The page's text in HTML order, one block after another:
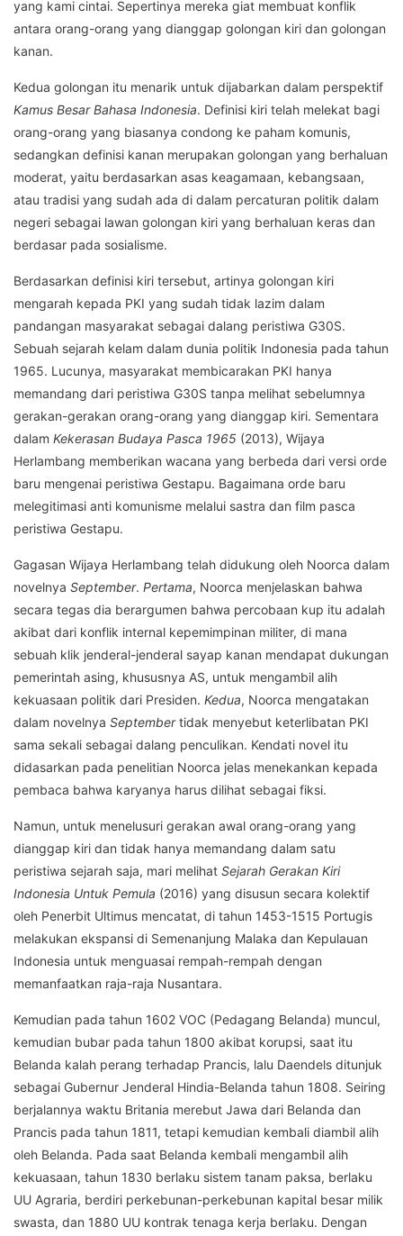
yang kami cintai. Sepertinya mereka giat membuat konflik
antara orang-orang yang dianggap golongan kiri dan golongan
kanan.
Kedua golongan itu menarik untuk dijabarkan dalam perspektif
Kamus Besar Bahasa Indonesia. Definisi kiri telah melekat bagi
orang-orang yang biasanya condong ke paham komunis,
sedangkan definisi kanan merupakan golongan yang berhaluan
moderat, yaitu berdasarkan asas keagamaan, kebangsaan,
atau tradisi yang sudah ada di dalam percaturan politik dalam
negeri sebagai lawan golongan kiri yang berhaluan keras dan
berdasar pada sosialisme.
Berdasarkan definisi kiri tersebut, artinya golongan kiri
mengarah kepada PKI yang sudah tidak lazim dalam
pandangan masyarakat sebagai dalang peristiwa G30S.
Sebuah sejarah kelam dalam dunia politik Indonesia pada tahun
1965. Lucunya, masyarakat membicarakan PKI hanya
memandang dari peristiwa G30S tanpa melihat sebelumnya
gerakan-gerakan orang-orang yang dianggap kiri. Sementara
dalam Kekerasan Budaya Pasca 1965 (2013), Wijaya
Herlambang memberikan wacana yang berbeda dari versi orde
baru mengenai peristiwa Gestapu. Bagaimana orde baru
melegitimasi anti komunisme melalui sastra dan film pasca
peristiwa Gestapu.
Gagasan Wijaya Herlambang telah didukung oleh Noorca dalam
novelnya September. Pertama, Noorca menjelaskan bahwa
secara tegas dia berargumen bahwa percobaan kup itu adalah
akibat dari konflik internal kepemimpinan militer, di mana
sebuah klik jenderal-jenderal sayap kanan mendapat dukungan
pemerintah asing, khususnya AS, untuk mengambil alih
kekuasaan politik dari Presiden. Kedua, Noorca mengatakan
dalam novelnya Septembertidak menyebut keterlibatan PKI
sama sekali sebagai dalang penculikan. Kendati novel itu
didasarkan pada penelitian Noorca jelas menekankan kepada
pembaca bahwa karyanya harus dilihat sebagai fiksi.
Namun, untuk menelusuri gerakan awal orang-orang yang
dianggap kiri dan tidak hanya memandang dalam satu
peristiwa sejarah saja, mari melihat Sejarah Gerakan Kiri
Indonesia Untuk Pemula (2016) yang disusun secara kolektif
oleh Penerbit Ultimus mencatat, di tahun 1453-1515 Portugis
melakukan ekspansi di Semenanjung Malaka dan Kepulauan
Indonesia untuk menguasai rempah-rempah dengan
memanfaatkan raja-raja Nusantara.
Kemudian pada tahun 1602 VOC (Pedagang Belanda) muncul,
kemudian bubar pada tahun 1800 akibat korupsi, saat itu
Belanda kalah perang terhadap Prancis, lalu Daendels ditunjuk
sebagai Gubernur Jenderal Hindia-Belanda tahun 1808. Seiring
berjalannya waktu Britania merebut Jawa dari Belanda dan
Prancis pada tahun 1811, tetapi kemudian kembali diambil alih
oleh Belanda. Pada saat Belanda kembali mengambil alih
kekuasaan, tahun 1830 berlaku sistem tanam paksa, berlaku
UU Agraria, berdiri perkebunan-perkebunan kapital besar milik
swasta, dan 1880 UU kontrak tenaga kerja berlaku. Dengan